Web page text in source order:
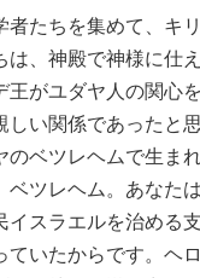
たちを集めて、キ
、神殿で神様に仕
がユダヤ人の関心
い関係であったと
ベツレヘムで生ま
ツレヘム。あなた
スラエルを治める
いたからです。ヘ